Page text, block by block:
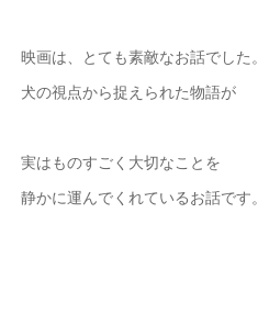
映画は、とても素敵なお話でした。
犬の視点から捉えられた物語が
実はものすごく大切なことを
静かに運んでくれているお話です。